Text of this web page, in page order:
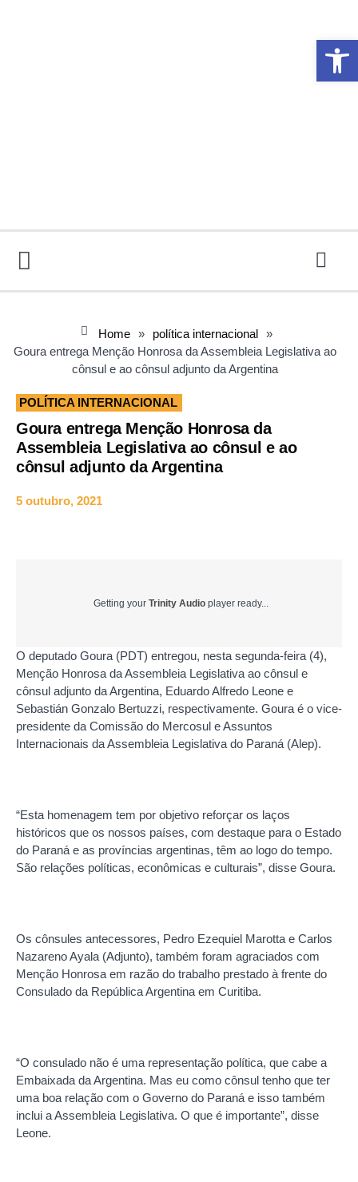
Abrir
Home » política internacional
»
Goura entrega Menção Honrosa da Assembleia Legislativa ao
cônsul e ao cônsul adjunto da Argentina
POLÍTICA INTERNACIONAL
Goura entrega Menção Honrosa da
Assembleia Legislativa ao cônsul e ao
cônsul adjunto da Argentina
5 outubro, 2021
Getting your Trinity Audio player ready...
O deputado Goura (PDT) entregou, nesta segunda-feira (4),
Menção Honrosa da Assembleia Legislativa ao cônsul e
cônsul adjunto da Argentina, Eduardo Alfredo Leone e
Sebastián Gonzalo Bertuzzi, respectivamente. Goura é o vice-
presidente da Comissão do Mercosul e Assuntos
Internacionais da Assembleia Legislativa do Paraná (Alep).
“Esta homenagem tem por objetivo reforçar os laços
históricos que os nossos países, com destaque para o Estado
do Paraná e as províncias argentinas, têm ao logo do tempo.
São relações políticas, econômicas e culturais”, disse Goura.
Os cônsules antecessores, Pedro Ezequiel Marotta e Carlos
Nazareno Ayala (Adjunto), também foram agraciados com
Menção Honrosa em razão do trabalho prestado à frente do
Consulado da República Argentina em Curitiba.
“O consulado não é uma representação política, que cabe a
Embaixada da Argentina. Mas eu como cônsul tenho que ter
uma boa relação com o Governo do Paraná e isso também
inclui a Assembleia Legislativa. O que é importante”, disse
Leone.